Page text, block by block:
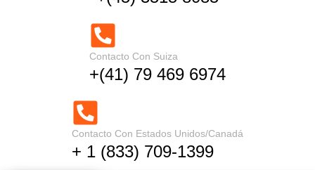
Contacto Con Suiza
+(41) 79 469 6974
Contacto Con Estados Unidos/Canadá
+ 1 (833) 709-1399
vidrio fundido
Ahorro de energía en el vidrio fundido